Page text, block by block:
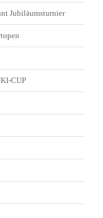
Jubiläumsturnier
CUP